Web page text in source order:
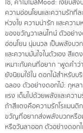
โซ, คาโมไมล์Mood: เงียบ
ความอ่อนโยนและความรักที่
ห่วงใย ความน่ารัก และควา
ของขวัญวาเลนไทน์ ตัวอย่า
อ่อนโยน นุ่มนวล เป็นพลังบ
และความมั่นใจในตัวเอง สี
เหมาะกับคนที่อยาก “พูดคำ
ยังนิยมใช้ใน ดอกไม้สำหรับบ
ฉลอง ตัวอย่างดอกไม้: กุหล
แรง เต็มไปด้วยพลังและคว
ถ้าสีแดงคือความรักโรแมนติ
ขวัญที่อยากส่งพลังบวกหรือ
หรือวันลาออก ตัวอย่างดอก